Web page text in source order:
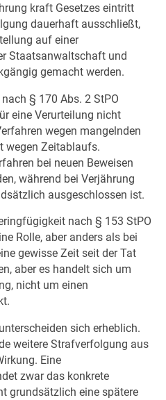
kraft Gesetzes eintritt
dauerhaft ausschließt,
auf einer
Staatsanwaltschaft und
gemacht werden.
§ 170 Abs. 2 StPO
eine Verurteilung nicht
wegen mangelnden
wegen Zeitablaufs.
bei neuen Beweisen
während bei Verjährung
ausgeschlossen ist.
nach § 153 StPO
Rolle, aber anders als bei
gewisse Zeit seit der Tat
aber es handelt sich um
nicht um einen
sich erheblich.
weitere Strafverfolgung aus
Eine
zwar das konkrete
grundsätzlich eine spätere